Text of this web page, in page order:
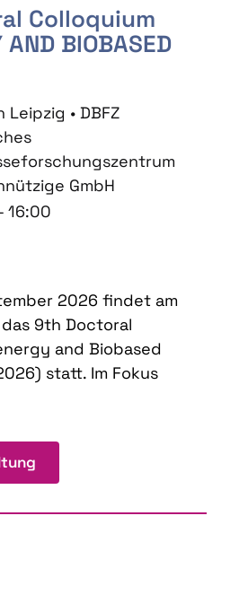
Colloquium
AND BIOBASED
Leipzig • DBFZ
GmbH
16:00
2026 findet am
9th Doctoral
and Biobased
statt. Im Fokus